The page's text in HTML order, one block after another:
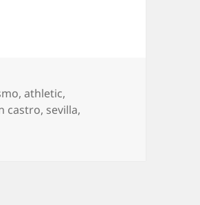
,athletic,
castro, sevilla,